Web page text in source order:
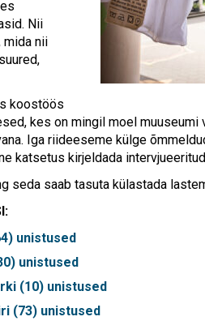
Nii
mida nii
koostöös
kes on mingil moel
Iga riideeseme külge
katsetus kirjeldada
seda saab tasuta külastada
unistused
unistused
(10) unistused
(73) unistused